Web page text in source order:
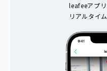
leafeeアプ
リアルタイ